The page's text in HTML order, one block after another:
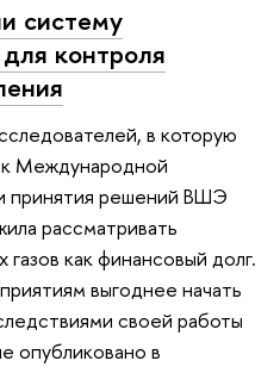
систему
контроля
в которую
Международной
принятия решений ВШЭ
рассматривать
как финансовый долг.
выгоднее начать
своей работы
опубликовано в